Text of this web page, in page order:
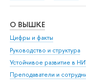
О ВЫШКЕ
Цифры и факты
Руководство и структура
Устойчивое развитие в
Преподаватели и